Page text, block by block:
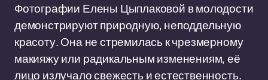
Фотографии Елены Цыплаковой в молодости
демонстрируют природную, неподдельную
красоту. Она не стремилась к чрезмерному
макияжу или радикальным изменениям, её
лицо излучало свежесть и естественность.